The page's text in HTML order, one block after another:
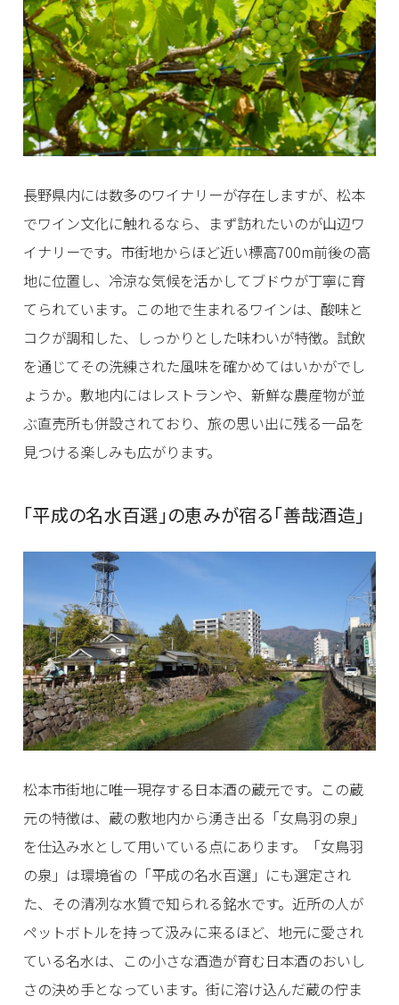
長野県内には数多のワイナリーが存在しますが、松本
でワイン文化に触れるなら、まず訪れたいのが山辺ワ
イナリーです。市街地からほど近い標高700m前後の高
地に位置し、冷涼な気候を活かしてブドウが丁寧に育
てられています。この地で生まれるワインは、酸味と
コクが調和した、しっかりとした味わいが特徴。試飲
を通じてその洗練された風味を確かめてはいかがでし
ょうか。敷地内にはレストランや、新鮮な農産物が並
ぶ直売所も併設されており、旅の思い出に残る一品を
見つける楽しみも広がります。
「平成の名水百選」の恵みが宿る「善哉酒造」
松本市街地に唯一現存する日本酒の蔵元です。この蔵
元の特徴は、蔵の敷地内から湧き出る「女鳥羽の泉」
を仕込み水として用いている点にあります。「女鳥羽
の泉」は環境省の「平成の名水百選」にも選定され
た、その清冽な水質で知られる銘水です。近所の人が
ペットボトルを持って汲みに来るほど、地元に愛され
ている名水は、この小さな酒造が育む日本酒のおいし
さの決め手となっています。街に溶け込んだ蔵の佇ま